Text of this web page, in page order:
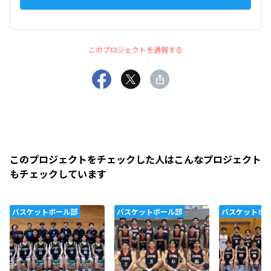
このプロジェクトを通報する
このプロジェクトをチェックした人はこんなプロジェクト
もチェックしています
バスケットボール部 バスケットボール部 バスケットボ